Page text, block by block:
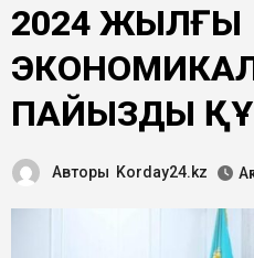
2024 ЖЫЛҒЫ
ПАЙЫЗДЫ
Авторы Korday24.kz